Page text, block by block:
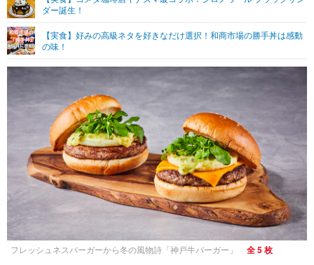
グラビア
ショッピング その他
その他
ダー誕生！
【実食】好みの高級ネタを好きなだけ選択！和商市場の勝手丼は感動
の味！
フレッシュネスバーガーから冬の風物詩「神戸牛バーガー」 全 5 枚